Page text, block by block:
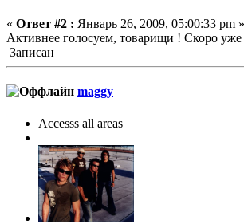
« Ответ #2 : Январь 26, 2009, 05:00:33 pm »
Активнее голосуем, товарищи ! Скоро
Записан
maggy
Accesss all areas